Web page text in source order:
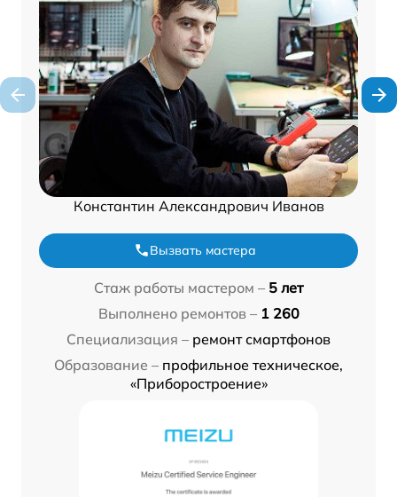
Константин Александрович Иванов
Вызвать мастера
Стаж работы мастером – 5 лет
Выполнено ремонтов – 1 260
Специализация – ремонт смартфонов
Образование – профильное техническое,
«Приборостроение»